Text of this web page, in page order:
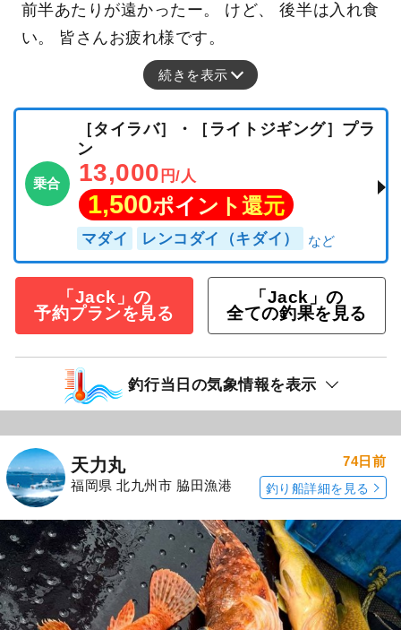
前半あたりが遠かったー。 けど、 後半は入れ食
い。 皆さんお疲れ様です。
続きを表示
乗合
［タイラバ］・［ライトジギング］プラ
ン
13,000 円/人
1,500ポイント還元
マダイ レンコダイ（キダイ）
「Jack」の
予約プランを見る
「Jack」の
全ての釣果を見る
釣行当日の気象情報を表示
天力丸
福岡県 北九州市 脇田漁港
74日前
釣り船詳細を見る